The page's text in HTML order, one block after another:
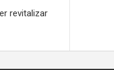
revitalizar